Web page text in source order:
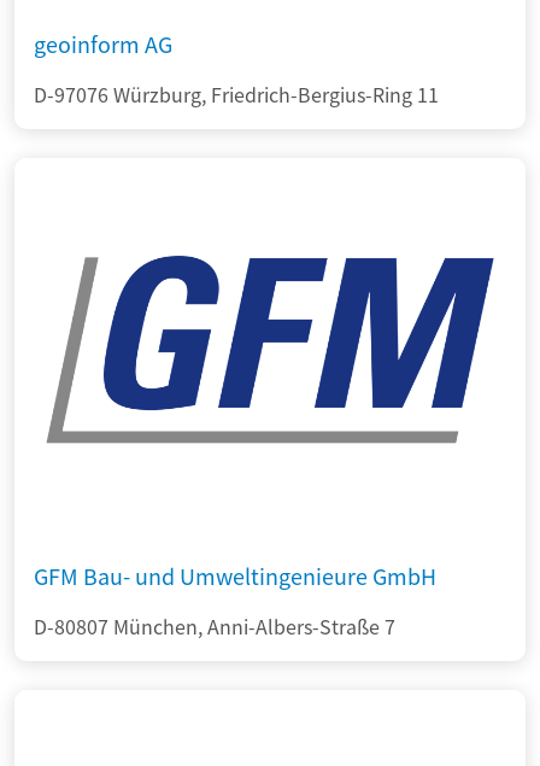
geoinform AG
D-97076 Würzburg, Friedrich-Bergius-Ring 11
GFM Bau- und Umweltingenieure GmbH
D-80807 München, Anni-Albers-Straße 7